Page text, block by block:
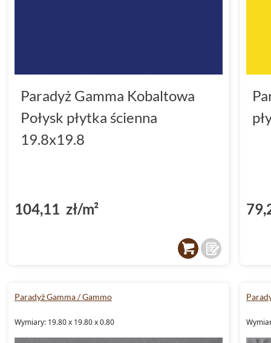
Paradyż Gamma Kobaltowa
Połysk płytka ścienna
19.8x19.8
104,11 zł/m²
Paradyż Gamma / Gammo
Wymiary: 19.80 x 19.80 x 0.80